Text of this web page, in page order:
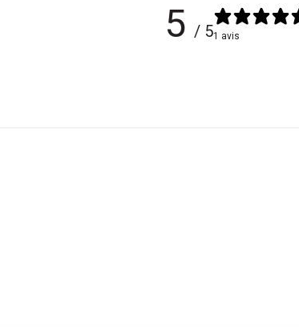
5 / 51 avis